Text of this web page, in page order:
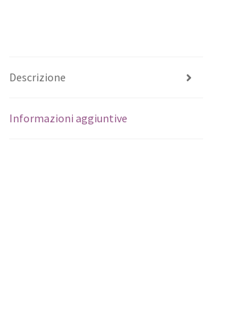
Descrizione
Informazioni aggiuntive